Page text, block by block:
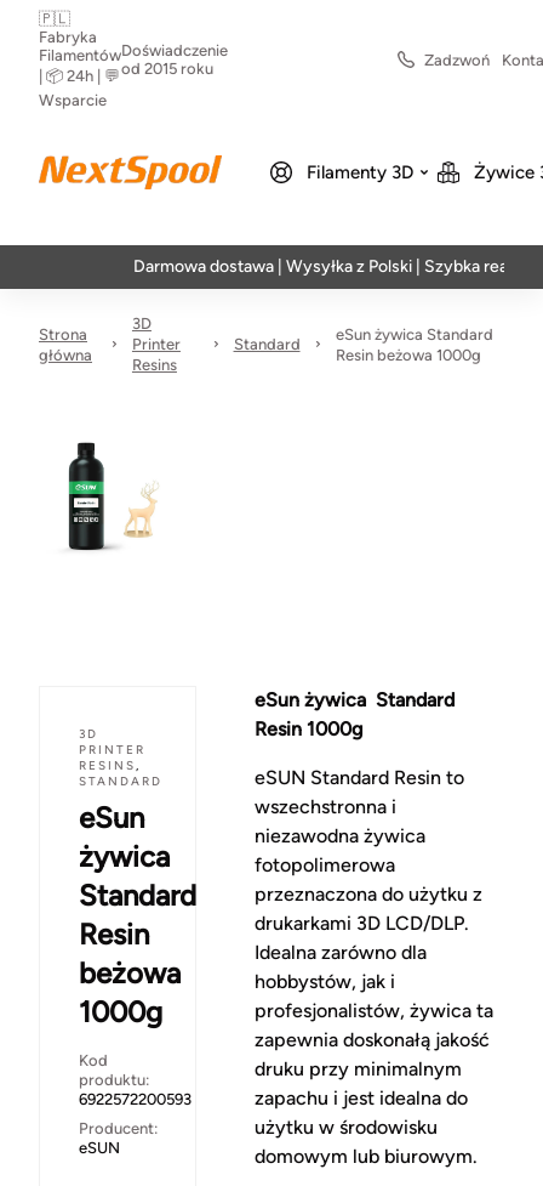
🇵🇱
Fabryka
Filamentów
| 📦 24h | 💬
Wsparcie
Doświadczenie
od 2015 roku
Zadzwoń
Filamenty 3D Żywice
Darmowa dostawa | Wysyłka z Polski | Szybka realizacja w
Strona
główna
3D
Printer
Resins
Standard
eSun żywica Standard
Resin beżowa 1000g
3D
PRINTER
RESINS,
STANDARD
eSun
żywica
Standard
Resin
beżowa
1000g
Kod
produktu:
6922572200593
Producent:
eSUN
eSun żywica Standard
Resin 1000g
eSUN Standard Resin to
wszechstronna i
niezawodna żywica
fotopolimerowa
przeznaczona do użytku z
drukarkami 3D LCD/DLP.
Idealna zarówno dla
hobbystów, jak i
profesjonalistów, żywica ta
zapewnia doskonałą jakość
druku przy minimalnym
zapachu i jest idealna do
użytku w środowisku
domowym lub biurowym.